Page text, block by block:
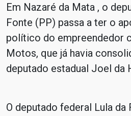
Em Nazaré da Mata , o
Fonte (PP) passa a ter o
político do empreendedor
Motos, que já havia
deputado estadual Joel da
O deputado federal Lula da